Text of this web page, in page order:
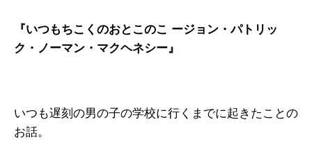
『いつもちこくのおとこのこ ージョン・パトリッ
ク・ノーマン・マクヘネシー』
いつも遅刻の男の子の学校に行くまでに起きたことの
お話。